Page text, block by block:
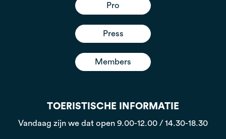
Pro
Press
Members
TOERISTISCHE INFORMATIE
Vandaag zijn we dat open 9.00-12.00 / 14.30-18.30